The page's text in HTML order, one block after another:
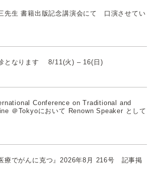
先生 書籍出版記念講演会にて 口演させてい
となります 8/11(火) – 16(日)
Conference on Traditional and
＠Tokyoにおいて Renown Speaker として
療でがんに克つ』2026年8月 216号 記事掲